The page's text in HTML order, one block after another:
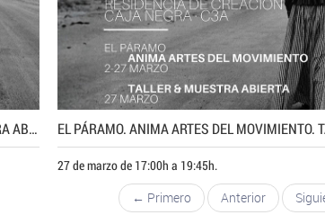
EL PÁRAMO. ANIMA ARTES DEL MOVIMIENTO MUESTRA ABIERTA AL PÚBLICO
27 de marzo de 17:00h a 19:45h.
← Primero Anterior